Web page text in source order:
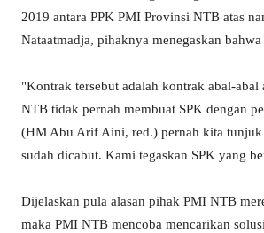
2019 antara PPK PMI Provinsi NTB atas
Nataatmadja, pihaknya menegaskan
"Kontrak tersebut adalah kontrak abal-abal
NTB tidak pernah membuat SPK dengan
(HM Abu Arif Aini, red.) pernah kita tunjuk
sudah dicabut. Kami tegaskan SPK yang
Dijelaskan pula alasan pihak PMI NTB
maka PMI NTB mencoba mencarikan